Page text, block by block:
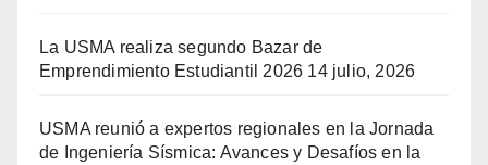
La USMA realiza segundo Bazar de
Emprendimiento Estudiantil 2026 14 julio, 2026
USMA reunió a expertos regionales en la Jornada
de Ingeniería Sísmica: Avances y Desafíos en la